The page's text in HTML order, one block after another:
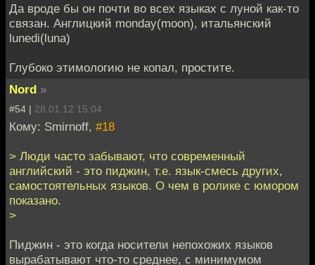
Да вроде бы он почти во всех языках с луной как-то
связан. Англицкий monday(moon), итальянский
lunedi(luna)
Глубоко этимологию не копал, простите.
Nord »
#54 | 28.01.12 15:04
Кому: Smirnoff, #18
> Люди часто забывают, что современный
английский - это пиджин, т.е. язык-смесь других,
самостоятельных языков. О чем в ролике с юмором
показано.
>
Пиджин - это когда носители непохожих языков
вырабатывают что-то среднее, с минимумом